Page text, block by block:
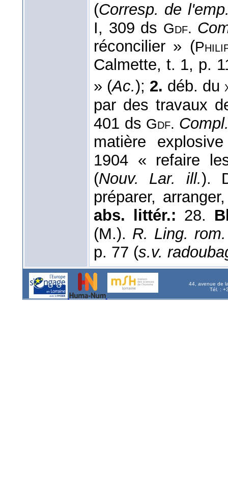
(Corresp. de
I, 309 ds Gdf.
réconcilier » (
Calmette, t. 1, p.
» (Ac.); 2. déb. du
par des travaux
401 ds Gdf.
matière
1904 « refaire
(Nouv. Lar. ill.).
préparer,
abs. littér.: 28.
(M.). R. Ling. rom.
p. 77 (s.v.
44, avenue de
Tél. :